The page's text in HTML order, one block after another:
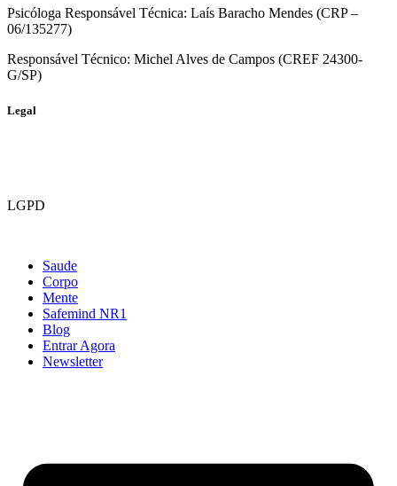
Psicóloga Responsável Técnica: Laís Baracho Mendes (CRP –
06/135277)
Responsável Técnico: Michel Alves de Campos (CREF 24300-
G/SP)
Legal
LGPD
Saude
Corpo
Mente
Safemind NR1
Blog
Entrar Agora
Newsletter